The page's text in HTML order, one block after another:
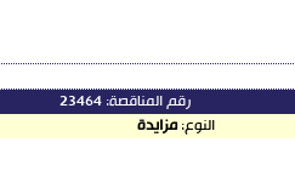
رقم المناقصة:
النوع:مزايدة